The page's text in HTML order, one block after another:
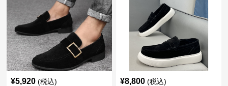
¥5,920 (税込) ¥8,800 (税込)